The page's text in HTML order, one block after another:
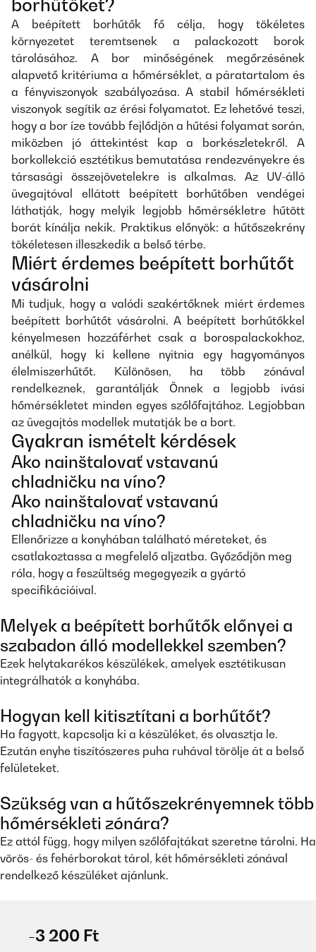
borhűtőket?
A beépített borhűtők fő célja, hogy tökéletes
környezetet teremtsenek a palackozott borok
tárolásához. A bor minőségének megőrzésének
alapvető kritériuma a hőmérséklet, a páratartalom és
a fényviszonyok szabályozása. A stabil hőmérsékleti
viszonyok segítik az érési folyamatot. Ez lehetővé teszi,
hogy a bor íze tovább fejlődjön a hűtési folyamat során,
miközben jó áttekintést kap a borkészletekről. A
borkollekció esztétikus bemutatása rendezvényekre és
társasági összejövetelekre is alkalmas. Az UV-álló
üvegajtóval ellátott beépített borhűtőben vendégei
láthatják, hogy melyik legjobb hőmérsékletre hűtött
borát kínálja nekik. Praktikus előnyök: a hűtőszekrény
tökéletesen illeszkedik a belső térbe.
Miért érdemes beépített borhűtőt
vásárolni
Mi tudjuk, hogy a valódi szakértőknek miért érdemes
beépített borhűtőt vásárolni. A beépített borhűtőkkel
kényelmesen hozzáférhet csak a borospalackokhoz,
anélkül, hogy ki kellene nyitnia egy hagyományos
élelmiszerhűtőt. Különösen, ha több zónával
rendelkeznek, garantálják Önnek a legjobb ivási
hőmérsékletet minden egyes szőlőfajtához. Legjobban
az üvegajtós modellek mutatják be a bort.
Gyakran ismételt kérdések
Ako nainštalovať vstavanú
chladničku na víno?
Ako nainštalovať vstavanú
chladničku na víno?
Ellenőrizze a konyhában található méreteket, és
csatlakoztassa a megfelelő aljzatba. Győződjön meg
róla, hogy a feszültség megegyezik a gyártó
specifikációival.
Melyek a beépített borhűtők előnyei a
szabadon álló modellekkel szemben?
Ezek helytakarékos készülékek, amelyek esztétikusan
integrálhatók a konyhába.
Hogyan kell kitisztítani a borhűtőt?
Ha fagyott, kapcsolja ki a készüléket, és olvasztja le.
Ezután enyhe tiszítószeres puha ruhával törölje át a belső
felületeket.
Szükség van a hűtőszekrényemnek több
hőmérsékleti zónára?
Ez attól függ, hogy milyen szőlőfajtákat szeretne tárolni. Ha
vörös- és fehérborokat tárol, két hőmérsékleti zónával
rendelkező készüléket ajánlunk.
-3 200 Ft